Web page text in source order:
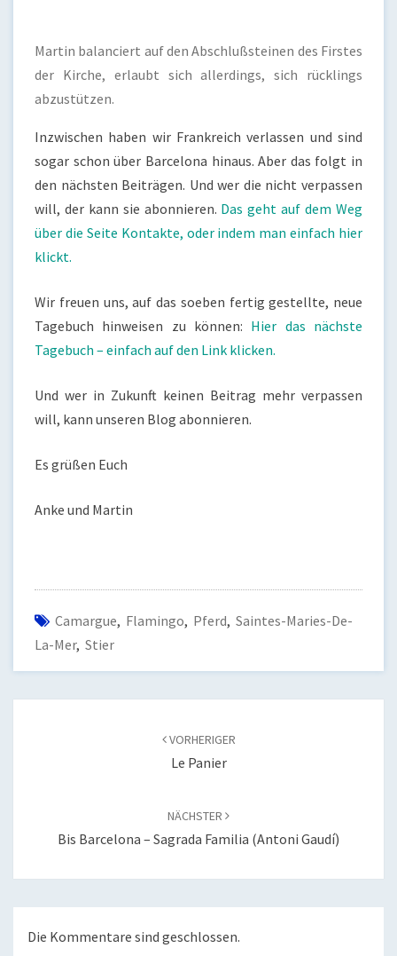
Martin balanciert auf den Abschlußsteinen des Firstes
der Kirche, erlaubt sich allerdings, sich rücklings
abzustützen.
Inzwischen haben wir Frankreich verlassen und sind
sogar schon über Barcelona hinaus. Aber das folgt in
den nächsten Beiträgen. Und wer die nicht verpassen
will, der kann sie abonnieren. Das geht auf dem Weg
über die Seite Kontakte, oder indem man einfach hier
klickt.
Wir freuen uns, auf das soeben fertig gestellte, neue
Tagebuch hinweisen zu können: Hier das nächste
Tagebuch – einfach auf den Link klicken.
Und wer in Zukunft keinen Beitrag mehr verpassen
will, kann unseren Blog abonnieren.
Es grüßen Euch
Anke und Martin
Camargue, Flamingo, Pferd, Saintes-Maries-De-
La-Mer, Stier
VORHERIGER
Le Panier
NÄCHSTER
Bis Barcelona – Sagrada Familia (Antoni Gaudí)
Die Kommentare sind geschlossen.